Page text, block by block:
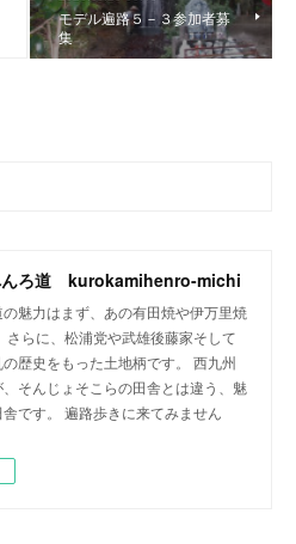
モデル遍路５－３参加者募
集
んろ道 kurokamihenro-michi
魅力はまず、あの有田焼や伊万里焼
さらに、松浦党や武雄後藤家そして
歴史をもった土地柄です。 西九州
そんじょそこらの田舎とは違う、魅
です。 遍路歩きに来てみません